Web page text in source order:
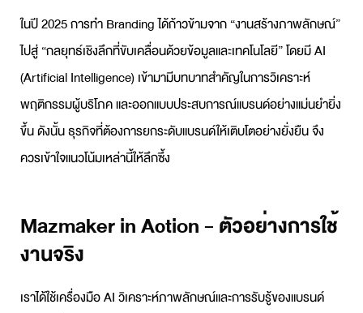
ในปี 2025 การทำBrandingได้ก้าวข้ามจาก “งานสร้างภาพลักษณ์”
ไปสู่ “กลยุทธ์เชิงลึกที่ขับเคลื่อนด้วยข้อมูลและเทคโนโลยี” โดยมี AI
(Artificial Intelligence) เข้ามามีบทบาทสำคัญในการวิเคราะห์
พฤติกรรมผู้บริโภค และออกแบบประสบการณ์แบรนด์อย่างแม่นยำยิ่ง
ขึ้น ดังนั้น ธุรกิจที่ต้องการยกระดับแบรนด์ให้เติบโตอย่างยั่งยืน จึง
ควรเข้าใจแนวโน้มเหล่านี้ให้ลึกซึ้ง
Mazmaker in Action - ตัวอย่างการใช้
งานจริง
เราได้ใช้เครื่องมือ AI วิเคราะห์ภาพลักษณ์และการรับรู้ของแบรนด์